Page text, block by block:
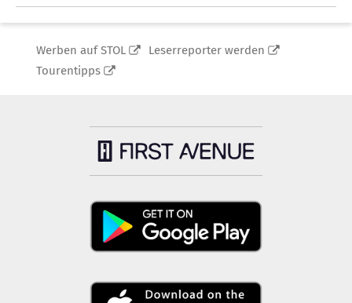
Werben auf STOL
Leserreporter werden
Tourentipps